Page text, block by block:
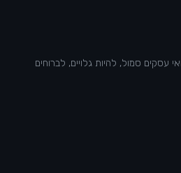
עסקים סמול, להיות גלויים, לברוחים